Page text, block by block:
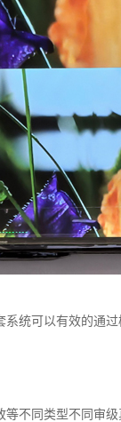
统可以有效的通
不同类型不同审级